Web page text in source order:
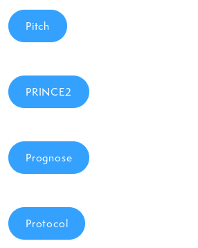
Pitch
PRINCE2
Prognose
Protocol